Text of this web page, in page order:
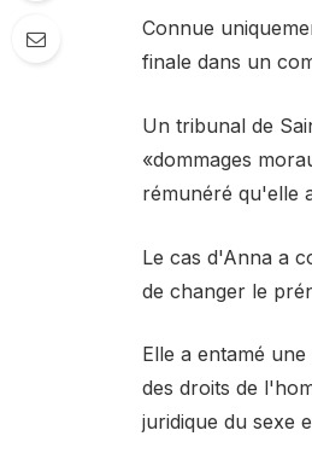
Connue
finale dans un
Un tribunal de
«dommages
rémunéré qu'elle
Le cas d'Anna a
de changer le
Elle a entamé
des droits de
juridique du sexe